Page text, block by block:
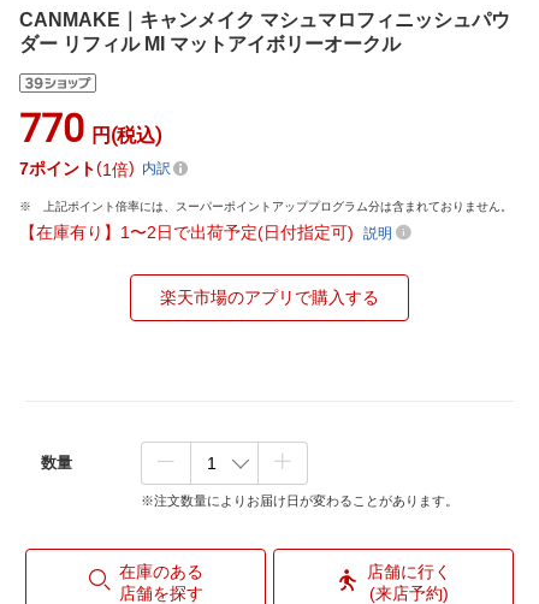
CANMAKE｜キャンメイク マシュマロフィニッシュパウ
ダー リフィル MI マットアイボリーオークル
770 円(税込)
7ポイント 1倍 内訳
上記ポイント倍率には、スーパーポイントアッププログラム分は含まれておりません。
【在庫有り】1〜2日で出荷予定(日付指定可) 説明
楽天市場のアプリで購入する
数量
※注文数量によりお届け日が変わることがあります。
在庫のある
店舗を探す
店舗に行く
(来店予約)